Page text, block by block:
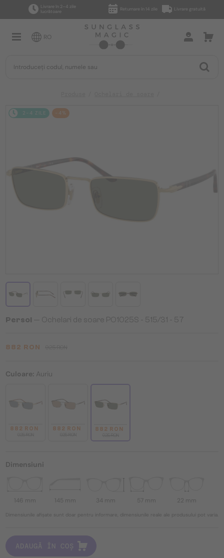
Livrare în 2–4 zile
lucrătoare
Returnare în 14 zile Livrare gratuită
RO
2-4 ZILE -4%
Persol — Ochelari de soare PO1025S - 515/31 - 57
882 RON
Culoare: Auriu
882 RON 882 RON 882 RON
Dimensiuni
146 mm 145 mm 34 mm 57 mm 22 mm
Dimensiunile afișate sunt doar pentru informare, dimensiunile reale ale produsului pot varia.
ADAUGĂ ÎN COȘ